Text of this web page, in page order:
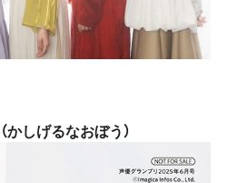
しげるなおぼう）